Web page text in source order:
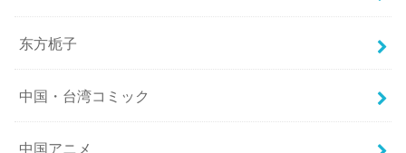
东方栀子
中国・台湾コミック
中国アニメ